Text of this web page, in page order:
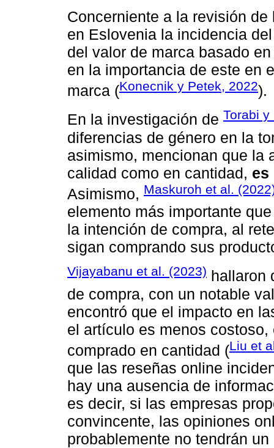
Concerniente a la revisión
en Eslovenia la incidencia
del valor de marca basado
en la importancia de este en
marca (Konecnik y Petek, 2022).
En la investigación de Torabi y
diferencias de género en la
asimismo, mencionan que la
calidad como en cantidad, es
Asimismo, Maskuroh et al.
elemento más importante
la intención de compra, al
sigan comprando sus
Vijayabanu et al. (2023) hallaron
de compra, con un notable
encontró que el impacto en
el artículo es menos
comprado en cantidad (Liu et
que las reseñas online
hay una ausencia de
es decir, si las empresas
convincente, las opiniones
probablemente no tendrán